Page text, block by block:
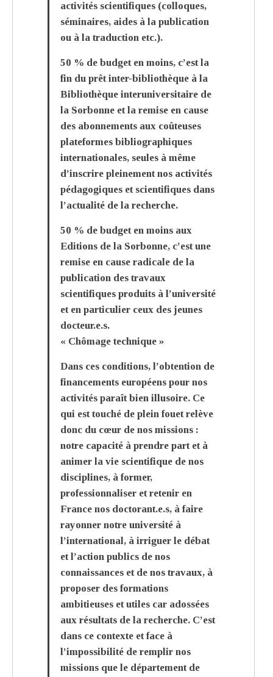
activités scientifiques (colloques,
séminaires, aides à la publication
ou à la traduction etc.).
50 % de budget en moins, c’est la
fin du prêt inter-bibliothèque à la
Bibliothèque interuniversitaire de
la Sorbonne et la remise en cause
des abonnements aux coûteuses
plateformes bibliographiques
internationales, seules à même
d’inscrire pleinement nos activités
pédagogiques et scientifiques dans
l’actualité de la recherche.
50 % de budget en moins aux
Editions de la Sorbonne, c’est une
remise en cause radicale de la
publication des travaux
scientifiques produits à l’université
et en particulier ceux des jeunes
docteur.e.s.
« Chômage technique »
Dans ces conditions, l’obtention de
financements européens pour nos
activités paraît bien illusoire. Ce
qui est touché de plein fouet relève
donc du cœur de nos missions :
notre capacité à prendre part et à
animer la vie scientifique de nos
disciplines, à former,
professionnaliser et retenir en
France nos doctorant.e.s, à faire
rayonner notre université à
l’international, à irriguer le débat
et l’action publics de nos
connaissances et de nos travaux, à
proposer des formations
ambitieuses et utiles car adossées
aux résultats de la recherche. C’est
dans ce contexte et face à
l’impossibilité de remplir nos
missions que le département de